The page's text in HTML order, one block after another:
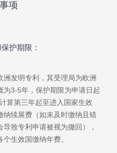
项
护期限：
发明专利，其受理局为欧洲
3-5年，保护期限为申请日起
算第三年起至进入国家生效
纳续展费（如未及时缴纳且错
致专利申请被视为撤回），
生效国缴纳年费。